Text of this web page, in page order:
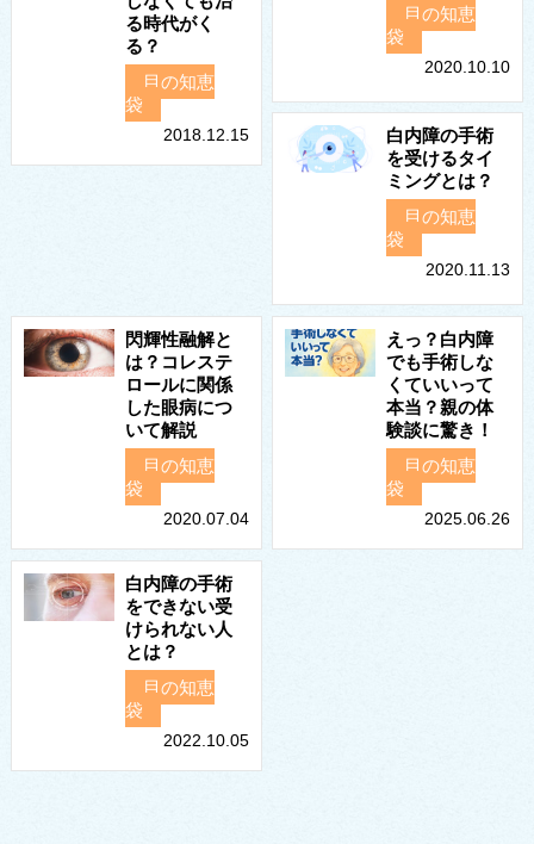
る時代がく
る？
目の知恵
袋
2018.12.15
目の知恵
袋
2020.10.10
白内障の手術
を受けるタイ
ミングとは？
目の知恵
袋
2020.11.13
閃輝性融解と
は？コレステ
ロールに関係
した眼病につ
いて解説
目の知恵
袋
2020.07.04
えっ？白内障
でも手術しな
くていいって
本当？親の体
験談に驚き！
目の知恵
袋
2025.06.26
白内障の手術
をできない受
けられない人
とは？
目の知恵
袋
2022.10.05